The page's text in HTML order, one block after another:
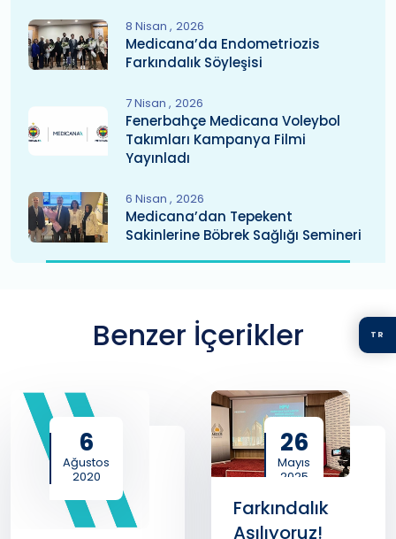
TR
8 Nisan 2026
Medicana’da Endometriozis
Farkındalık Söyleşisi
7 Nisan 2026
Fenerbahçe Medicana Voleybol
Takımları Kampanya Filmi
Yayınladı
6 Nisan 2026
Medicana’dan Tepekent
Sakinlerine Böbrek Sağlığı Semineri
Benzer İçerikler
6
Ağustos
2020
26
Mayıs
2025
Farkındalık
Aşılıyoruz!